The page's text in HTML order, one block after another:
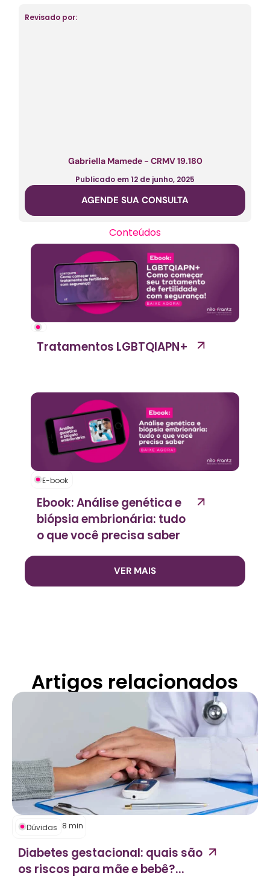
Revisado por:
Gabriella Mamede - CRMV 19.180
Publicado em12 de junho, 2025
AGENDE SUA CONSULTA
Conteúdos
Tratamentos LGBTQIAPN+
E-book
Ebook: Análise genética e
biópsia embrionária: tudo
o que você precisa saber
VER MAIS
Artigos relacionados
Dúvidas 8 min
Diabetes gestacional: quais são
os riscos para mãe e bebê?...